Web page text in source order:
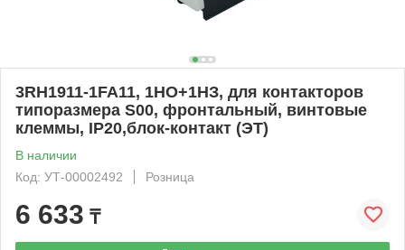
3RH1911-1FA11, 1НО+1НЗ, для контакторов
типоразмера S00, фронтальный, винтовые
клеммы, IP20,блок-контакт (ЭТ)
В наличии
Код: УТ-00002492
Розница
6 633 ₸